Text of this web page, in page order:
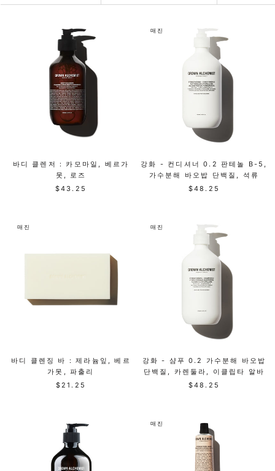
바디 클렌저 : 카모마일, 베르가
못, 로즈
$43.25
매진
강화 - 컨디셔너 0.2 판테놀 B-5,
가수분해 바오밥 단백질, 석류
$48.25
매진
바디 클렌징 바 : 제라늄잎, 베르
가못, 파출리
$21.25
매진
강화 - 샴푸 0.2 가수분해 바오밥
단백질, 카렌둘라, 이클립타 알바
$48.25
매진